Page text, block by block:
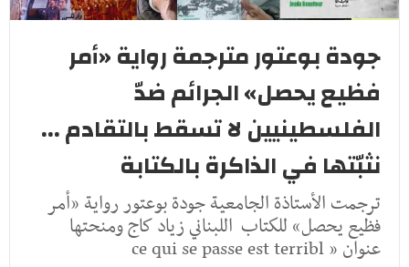
جودة بوعتور مترجمة رواية «أمر
فظيع يحصل» الجرائم ضدّ
الفلسطينيين لا تسقط بالتقادم ...
نثبّتها في الذاكرة بالكتابة
ترجمت الأستاذة الجامعية جودة بوعتور رواية «أمر
فظيع يحصل» للكتاب اللبناني زياد كاج ومنحتها
عنوان « ce qui se passe est terribl